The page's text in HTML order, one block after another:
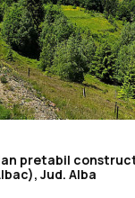
pretabil
Jud. Alba